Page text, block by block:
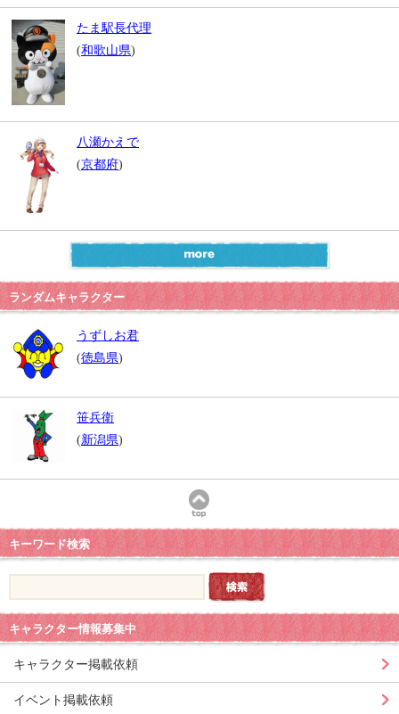
たま駅長代理
(和歌山県)
八瀬かえで
(京都府)
ランダムキャラクター
うずしお君
(徳島県)
笹兵衛
(新潟県)
キーワード検索
キャラクター情報募集中
キャラクター掲載依頼
イベント掲載依頼